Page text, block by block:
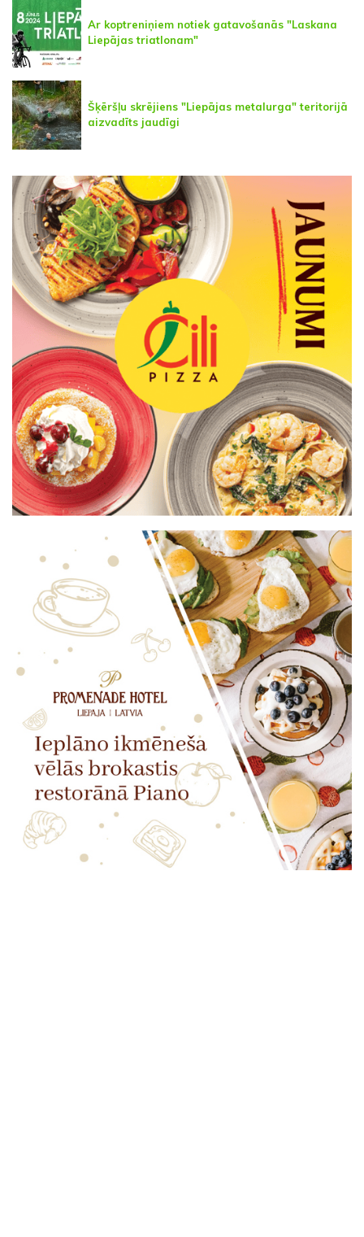
Ar koptreniņiem notiek gatavošanās "Laskana
Liepājas triatlonam"
Šķēršļu skrējiens "Liepājas metalurga" teritorijā
aizvadīts jaudīgi